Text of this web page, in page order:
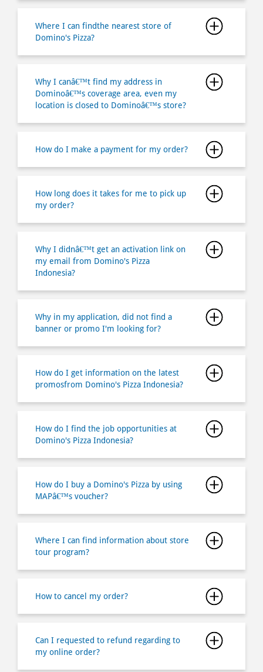
Where I can findthe nearest store of
Domino's Pizza?
Why I canâ€™t find my address in
Dominoâ€™s coverage area, even my
location is closed to Dominoâ€™s store?
How do I make a payment for my order?
How long does it takes for me to pick up
my order?
Why I didnâ€™t get an activation link on
my email from Domino's Pizza
Indonesia?
Why in my application, did not find a
banner or promo I'm looking for?
How do I get information on the latest
promosfrom Domino's Pizza Indonesia?
How do I find the job opportunities at
Domino's Pizza Indonesia?
How do I buy a Domino's Pizza by using
MAPâ€™s voucher?
Where I can find information about store
tour program?
How to cancel my order?
Can I requested to refund regarding to
my online order?